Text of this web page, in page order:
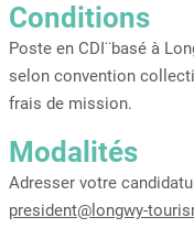
Conditions
Poste en CDI¨basé à
selon convention
frais de mission.
Modalités
Adresser votre
president@longwy-